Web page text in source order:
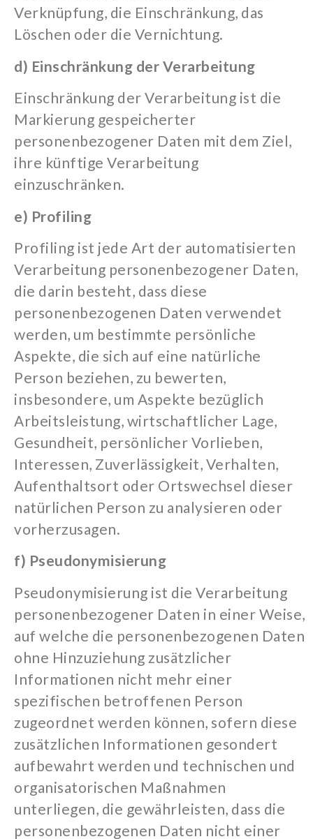
Verknüpfung, die Einschränkung, das
Löschen oder die Vernichtung.
d) Einschränkung der Verarbeitung
Einschränkung der Verarbeitung ist die
Markierung gespeicherter
personenbezogener Daten mit dem Ziel,
ihre künftige Verarbeitung
einzuschränken.
e) Profiling
Profiling ist jede Art der automatisierten
Verarbeitung personenbezogener Daten,
die darin besteht, dass diese
personenbezogenen Daten verwendet
werden, um bestimmte persönliche
Aspekte, die sich auf eine natürliche
Person beziehen, zu bewerten,
insbesondere, um Aspekte bezüglich
Arbeitsleistung, wirtschaftlicher Lage,
Gesundheit, persönlicher Vorlieben,
Interessen, Zuverlässigkeit, Verhalten,
Aufenthaltsort oder Ortswechsel dieser
natürlichen Person zu analysieren oder
vorherzusagen.
f) Pseudonymisierung
Pseudonymisierung ist die Verarbeitung
personenbezogener Daten in einer Weise,
auf welche die personenbezogenen Daten
ohne Hinzuziehung zusätzlicher
Informationen nicht mehr einer
spezifischen betroffenen Person
zugeordnet werden können, sofern diese
zusätzlichen Informationen gesondert
aufbewahrt werden und technischen und
organisatorischen Maßnahmen
unterliegen, die gewährleisten, dass die
personenbezogenen Daten nicht einer